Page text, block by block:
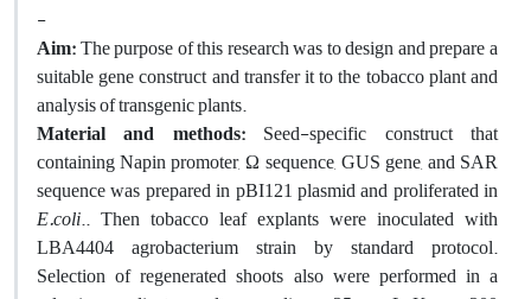
-
Aim:The purpose of this research was to design and prepare a
suitable gene construct and transfer it to the tobacco plant and
analysis of transgenic plants.
Material and methods: Seed-specific construct that
containing Napin promoter, Ω sequence, GUS gene, and SAR
sequence was prepared in pBI121 plasmid and proliferated in
E.coli.. Then tobacco leaf explants were inoculated with
LBA4404 agrobacterium strain by standard protocol.
Selection of regenerated shoots also were performed in a